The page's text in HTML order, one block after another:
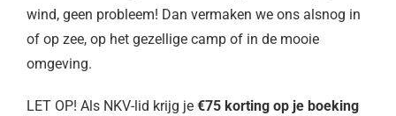
wind, geen probleem! Dan vermaken we ons alsnog in
of op zee, op het gezellige camp of in de mooie
omgeving.
LET OP! Als NKV-lid krijg je €75 korting op je boeking